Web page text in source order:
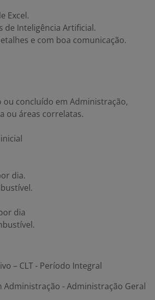
Excel.
de Inteligência Artificial.
e com boa comunicação.
concluído em Administração,
ou áreas correlatas.
dia.
dia
– CLT - Período Integral
Administração - Administração Geral